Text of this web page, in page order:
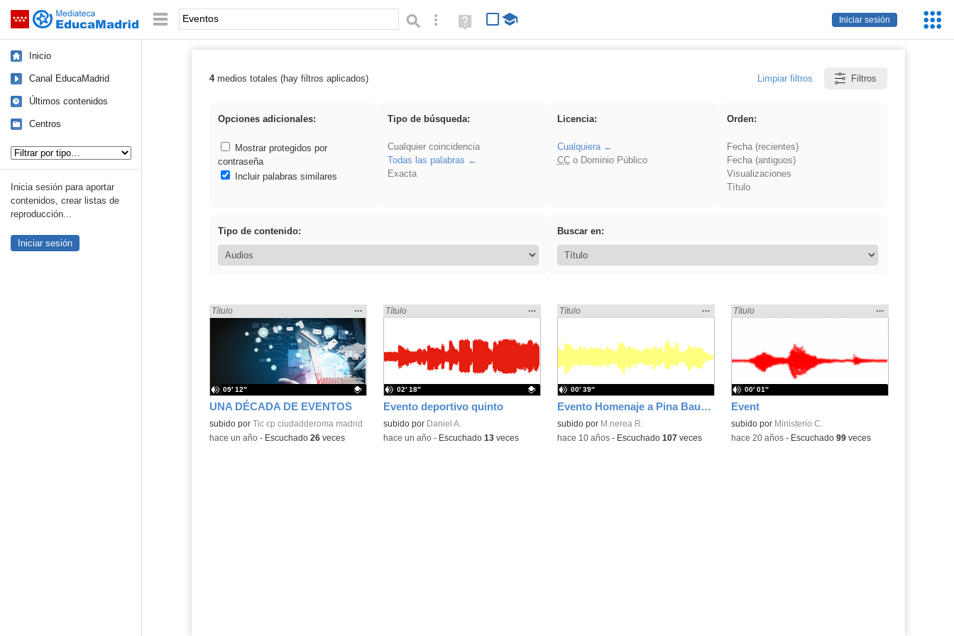
Saltar navegación
Iniciar sesión
Palabra o frase: Búsqueda avanzada
Ayuda
(en
Inicio
Canal EducaMadrid
Últimos contenidos
Centros
Inicia sesión para aportar
contenidos, crear listas de
reproducción...
Iniciar sesión
Resultados de: Eventos
4medios totales (hay filtros aplicados) Limpiar filtros Filtros
Opciones adicionales:
Mostrar protegidos por
contraseña
Incluir palabras similares
Tipo de búsqueda:
Cualquier coincidencia
Todas las palabras
Exacta
Licencia:
Cualquiera
CCo Dominio Público
Orden:
Fecha (recientes)
Fecha (antiguos)
Visualizaciones
Título
Tipo de contenido: Buscar en:
UNA DÉCADA DE EVENTOS
Encontrado «Eventos» en:
Título
Mostrar
la
ubicación
de la
búsqueda
…
Contenido educativo.
subido por Tic cp ciudadderoma madrid
09′ 12″
-hace un año- Escuchado 26veces
Evento deportivo quinto
Encontrado «Eventos» en:
Título
Mostrar
la
de la
…
Contenido educativo.
subido por Daniel A.
02′ 18″
-hace un año- Escuchado 13veces
Evento Homenaje a Pina Bausch desde el IES Santa Teresa de Jesús
Encontrado «Eventos» en:
Título
Mostrar
la
de la
búsqueda
…
subido por M.nerea R.
00′ 39″
-hace 10 años- Escuchado 107veces
Event
Encontrado «Eventos» en:
Título
Mostrar
la
búsqueda
…
subido por Ministerio C.
00′ 01″
-hace 20 años- Escuchado 99veces